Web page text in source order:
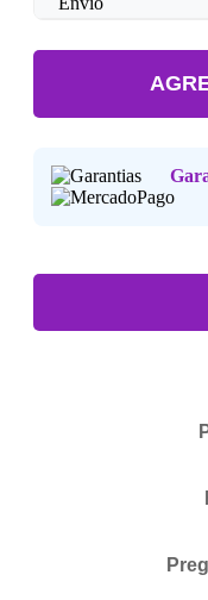
Tipo de
Tiempo de
Consulta nuestra